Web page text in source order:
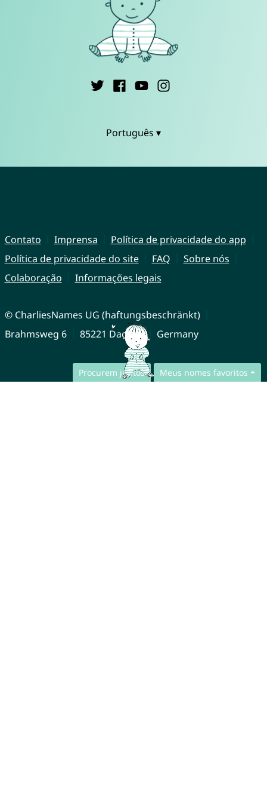
Procurem juntos Meus nomes favoritos
Português ▾
Contato Imprensa
Política de privacidade do app
Política de privacidade do site
FAQ
Sobre nós
Colaboração
Informações legais
© CharliesNames UG (haftungsbeschränkt)
Brahmsweg 6
85221 Dachau Germany